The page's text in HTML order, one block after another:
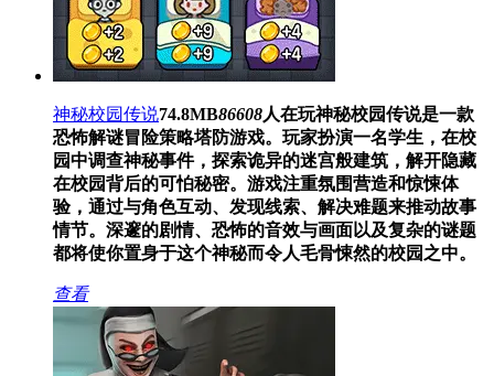
神秘校园传说74.8MB86608人在玩神秘校园传说是一款
恐怖解谜冒险策略塔防游戏。玩家扮演一名学生，在校
园中调查神秘事件，探索诡异的迷宫般建筑，解开隐藏
在校园背后的可怕秘密。游戏注重氛围营造和惊悚体
验，通过与角色互动、发现线索、解决难题来推动故事
情节。深邃的剧情、恐怖的音效与画面以及复杂的谜题
都将使你置身于这个神秘而令人毛骨悚然的校园之中。
查看